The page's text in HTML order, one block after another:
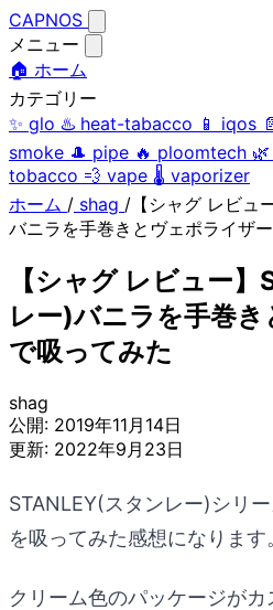
CAPNOS
メニュー
🏠 ホーム
カテゴリー
✨ glo ♨️ heat-tabacco 📱 iqos
smoke 🎩 pipe 🔥 ploomtech 🌿
tobacco 💨 vape 🌡️ vaporizer
ホーム / shag / 【シャグ レビュ
バニラを手巻きとヴェポライザ
【シャグ レビュー
レー)バニラを手巻
で吸ってみた
shag
公開: 2019年11月14日
更新: 2022年9月23日
STANLEY(スタンレー)シリ
を吸ってみた感想になります
クリーム色のパッケージが